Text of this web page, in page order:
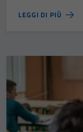
LEGGI DI PIÙ